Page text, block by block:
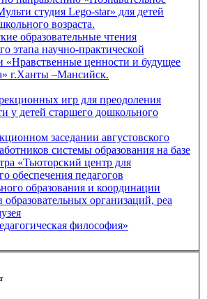
студия Lego-star» для детей
возраста.
образовательные чтения
практической
«Нравственные ценности и будущее
г.Ханты –Мансийск.
игр для преодоления
у детей старшего дошкольного
заседании августовского
системы образования на базе
«Тьюторский центр для
обеспечения педагогов
образования и координации
образовательных организаций, реа
педагогическая философия»